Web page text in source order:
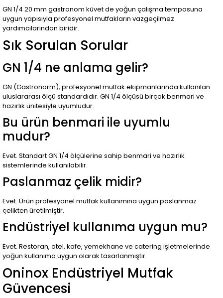
GN 1/4 20 mm gastronom küvet de yoğun çalışma temposuna
uygun yapısıyla profesyonel mutfakların vazgeçilmez
yardımcılarından biridir.
Sık Sorulan Sorular
GN 1/4 ne anlama gelir?
GN (Gastronorm), profesyonel mutfak ekipmanlarında kullanılan
uluslararası ölçü standardıdır. GN 1/4 ölçüsü birçok benmari ve
hazırlık ünitesiyle uyumludur.
Bu ürün benmari ile uyumlu
mudur?
Evet. Standart GN 1/4 ölçülerine sahip benmari ve hazırlık
sistemlerinde kullanılabilir.
Paslanmaz çelik midir?
Evet. Ürün profesyonel mutfak kullanımına uygun paslanmaz
çelikten üretilmiştir.
Endüstriyel kullanıma uygun mu?
Evet. Restoran, otel, kafe, yemekhane ve catering işletmelerinde
yoğun kullanıma uygun olarak tasarlanmıştır.
Oninox Endüstriyel Mutfak
Güvencesi